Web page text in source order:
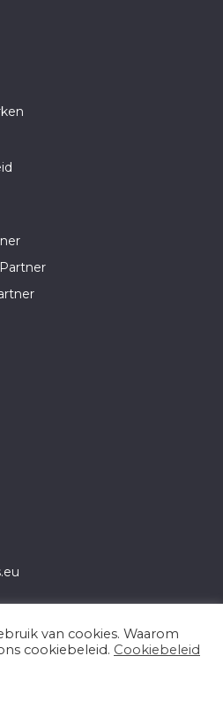
van cookies. Waarom
cookiebeleid. Cookiebeleid